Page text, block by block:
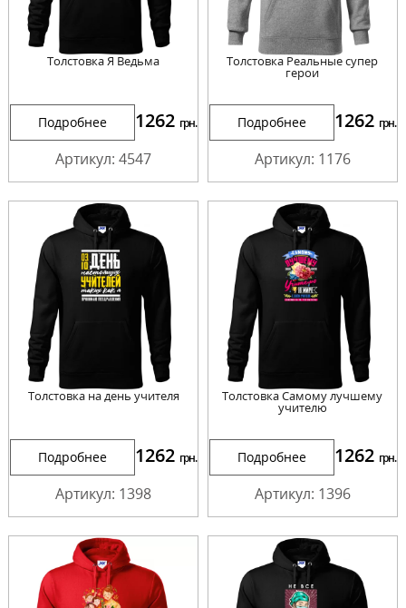
Толстовка Я Ведьма
Подробнее 1262 грн.
Артикул: 4547
Толстовка Реальные супер
герои
Подробнее 1262 грн.
Артикул: 1176
Толстовка на день учителя
Подробнее 1262 грн.
Артикул: 1398
Толстовка Самому лучшему
учителю
Подробнее 1262 грн.
Артикул: 1396